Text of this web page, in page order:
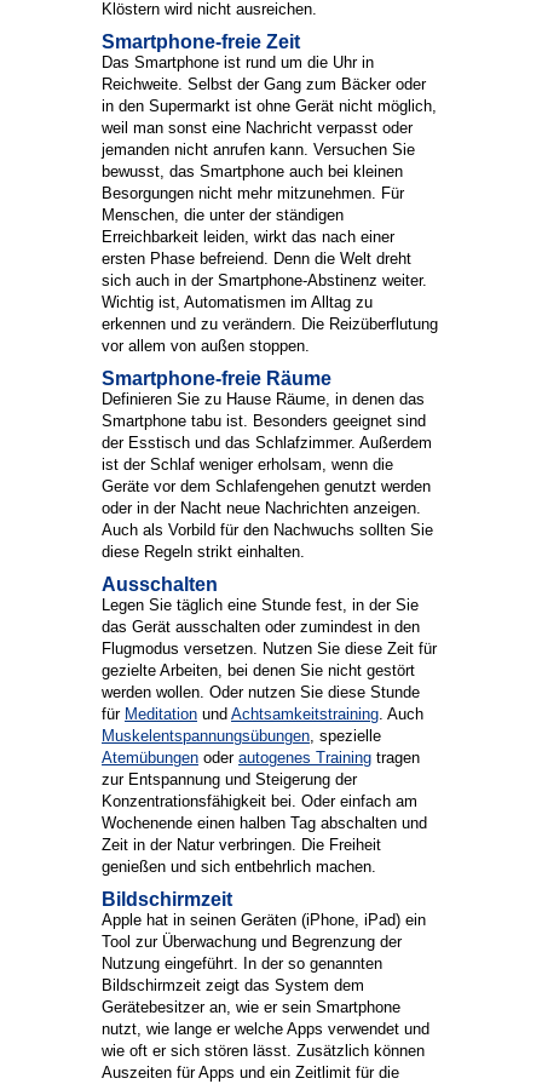
Klöstern wird nicht ausreichen.
Smartphone-freie Zeit
Das Smartphone ist rund um die Uhr in
Reichweite. Selbst der Gang zum Bäcker oder
in den Supermarkt ist ohne Gerät nicht möglich,
weil man sonst eine Nachricht verpasst oder
jemanden nicht anrufen kann. Versuchen Sie
bewusst, das Smartphone auch bei kleinen
Besorgungen nicht mehr mitzunehmen. Für
Menschen, die unter der ständigen
Erreichbarkeit leiden, wirkt das nach einer
ersten Phase befreiend. Denn die Welt dreht
sich auch in der Smartphone-Abstinenz weiter.
Wichtig ist, Automatismen im Alltag zu
erkennen und zu verändern. Die Reizüberflutung
vor allem von außen stoppen.
Smartphone-freie Räume
Definieren Sie zu Hause Räume, in denen das
Smartphone tabu ist. Besonders geeignet sind
der Esstisch und das Schlafzimmer. Außerdem
ist der Schlaf weniger erholsam, wenn die
Geräte vor dem Schlafengehen genutzt werden
oder in der Nacht neue Nachrichten anzeigen.
Auch als Vorbild für den Nachwuchs sollten Sie
diese Regeln strikt einhalten.
Ausschalten
Legen Sie täglich eine Stunde fest, in der Sie
das Gerät ausschalten oder zumindest in den
Flugmodus versetzen. Nutzen Sie diese Zeit für
gezielte Arbeiten, bei denen Sie nicht gestört
werden wollen. Oder nutzen Sie diese Stunde
für Meditation und Achtsamkeitstraining. Auch
Muskelentspannungsübungen, spezielle
Atemübungen oder autogenes Training tragen
zur Entspannung und Steigerung der
Konzentrationsfähigkeit bei. Oder einfach am
Wochenende einen halben Tag abschalten und
Zeit in der Natur verbringen. Die Freiheit
genießen und sich entbehrlich machen.
Bildschirmzeit
Apple hat in seinen Geräten (iPhone, iPad) ein
Tool zur Überwachung und Begrenzung der
Nutzung eingeführt. In der so genannten
Bildschirmzeit zeigt das System dem
Gerätebesitzer an, wie er sein Smartphone
nutzt, wie lange er welche Apps verwendet und
wie oft er sich stören lässt. Zusätzlich können
Auszeiten für Apps und ein Zeitlimit für die